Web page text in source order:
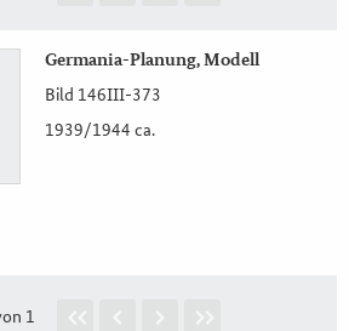
Germania-Planung, Modell
Bild 146III-373
1939/1944 ca.
1